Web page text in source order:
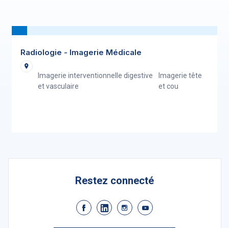
Radiologie - Imagerie Médicale
Imagerie interventionnelle digestive
et vasculaire
Imagerie tête
et cou
Restez connecté